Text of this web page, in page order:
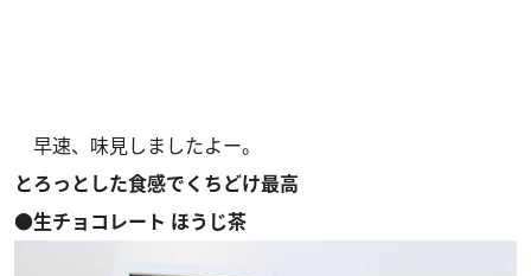
早速、味見しましたよー。
とろっとした食感でくちどけ最高
●生チョコレート ほうじ茶